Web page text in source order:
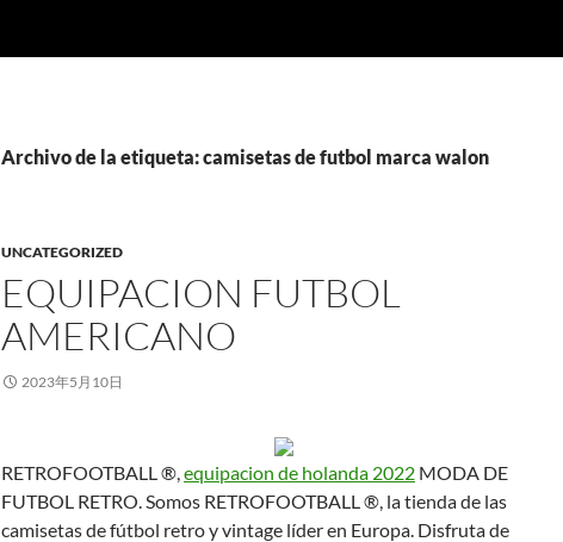
Archivo de la etiqueta: camisetas de futbol marca walon
UNCATEGORIZED
EQUIPACION FUTBOL
AMERICANO
2023年5月10日
RETROFOOTBALL ®,equipacion de holanda 2022 MODA DE
FUTBOL RETRO. Somos RETROFOOTBALL ®, la tienda de las
camisetas de fútbol retro y vintage líder en Europa. Disfruta de